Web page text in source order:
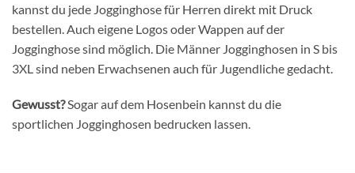
kannst du jede Jogginghose für Herren direkt mit Druck
bestellen. Auch eigene Logos oder Wappen auf der
Jogginghose sind möglich. Die Männer Jogginghosen in S bis
3XL sind neben Erwachsenen auch für Jugendliche gedacht.
Gewusst?Sogar auf dem Hosenbein kannst du die
sportlichen Jogginghosen bedrucken lassen.